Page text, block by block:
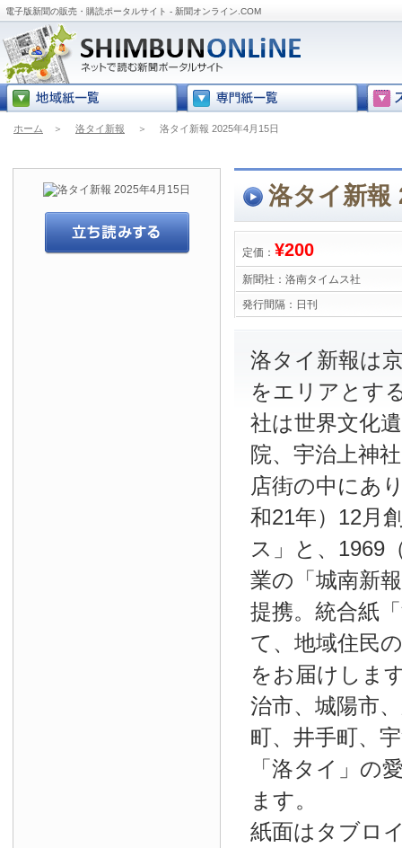
電子版新聞の販売・購読ポータルサイト - 新聞オンライン.COM
ホーム ＞ 洛タイ新報 ＞ 洛タイ新報 2025年4月15日
洛タイ新報
定価： ¥200
新聞社： 洛南タイムス社
発行間隔： 日刊
洛タイ新報は
をエリアとす
社は世界文化
院、宇治上神
店街の中にあ
和21年）12月
ス」と、1969
業の「城南新
提携。統合紙
て、地域住民
をお届けしま
治市、城陽市
町、井手町、
「洛タイ」の
ます。
紙面はタブロ